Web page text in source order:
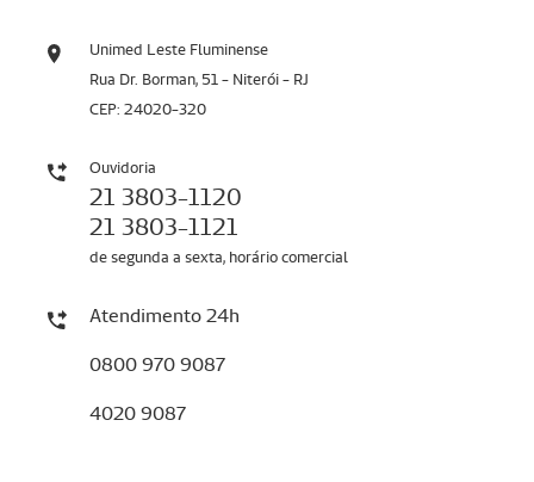
Unimed Leste Fluminense
Rua Dr. Borman, 51 - Niterói - RJ
CEP: 24020-320
Ouvidoria
21 3803-1120
21 3803-1121
de segunda a sexta, horário comercial
Atendimento 24h
0800 970 9087
4020 9087